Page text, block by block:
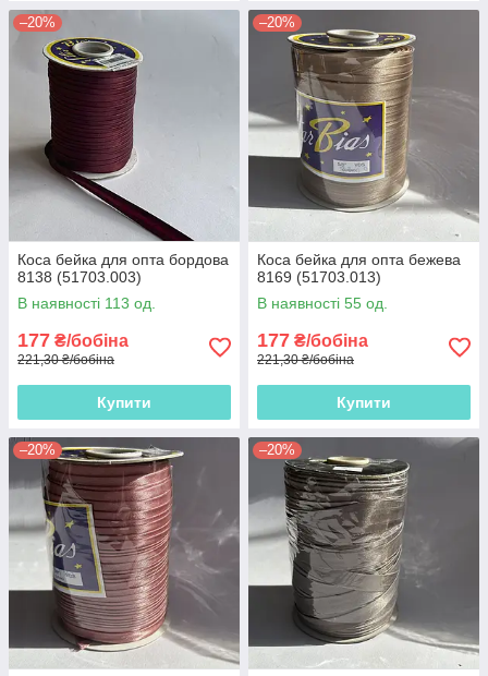
–20%
Коса бейка для опта бордова
8138 (51703.003)
В наявності 113 од.
177 ₴/бобіна
221,30 ₴/бобіна
Купити
–20%
Коса бейка для опта бежева
8169 (51703.013)
В наявності 55 од.
177 ₴/бобіна
221,30 ₴/бобіна
Купити
–20% –20%